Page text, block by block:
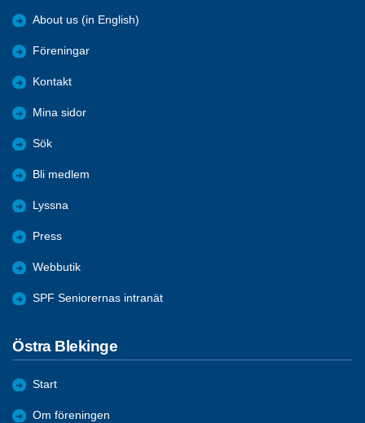
About us (in English)
Föreningar
Kontakt
Mina sidor
Sök
Bli medlem
Lyssna
Press
Webbutik
SPF Seniorernas intranät
Östra Blekinge
Start
Om föreningen